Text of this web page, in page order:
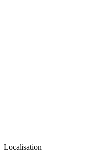
Localisation